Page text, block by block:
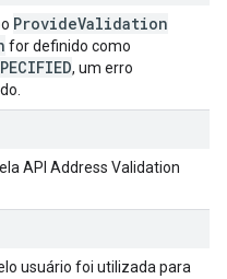
ProvideValidation
for definido como
, um erro
API Address Validation
usuário foi utilizada para